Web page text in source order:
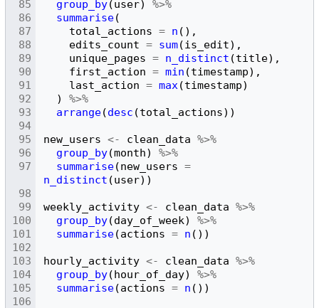
group_by(user)
%>%
summarise(
total_actions = n (),
edits_count = sum(is_edit),
unique_pages = n_distinct (title),
first_action = min (timestamp),
last_action = max(timestamp)
)
%>%
arrange(desc (total_actions))
new_users <- clean_data %>%
group_by(month)
%>%
summarise(new_users =
n_distinct (user))
weekly_activity <- clean_data %>%
group_by(day_of_week)
%>%
summarise(actions = n ())
hourly_activity <- clean_data %>%
group_by(hour_of_day)
%>%
summarise(actions = n ())